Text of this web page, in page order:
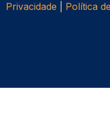
Privacidade
Política